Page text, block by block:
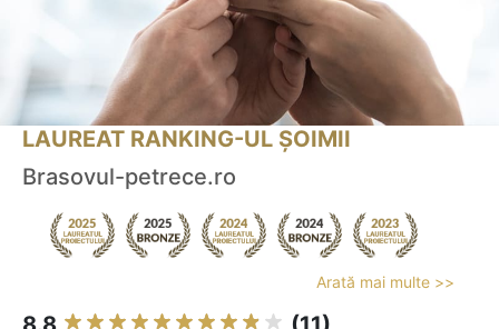
LAUREAT RANKING-UL ȘOIMII
Brasovul-petrece.ro
Arată mai multe >>